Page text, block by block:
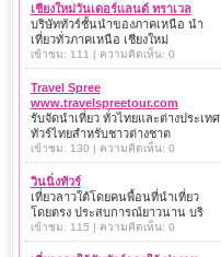
เชียงใหม่วันเดอร์แลนด์ ทราเวล
บริษัททัวร์ชั้นนำของภาคเหนือ นำ
เที่ยวทั่วภาคเหนือ เชียงใหม่
เข้าชม: 111 | ความคิดเห็น: 0
Travel Spree
www.travelspreetour.com
รับจัดนำเที่ยว ทั่วไทยและต่างประเทศ
ทัวร์ไทยสำหรับชาวต่างชาต
เข้าชม: 130 | ความคิดเห็น: 0
วินนิ่งทัวร์
เที่ยวลาวใต้โดยคนพื้อนที่นำเที่ยว
โดยตรง ประสบการณ์ยาวนาน บริ
เข้าชม: 115 | ความคิดเห็น: 0